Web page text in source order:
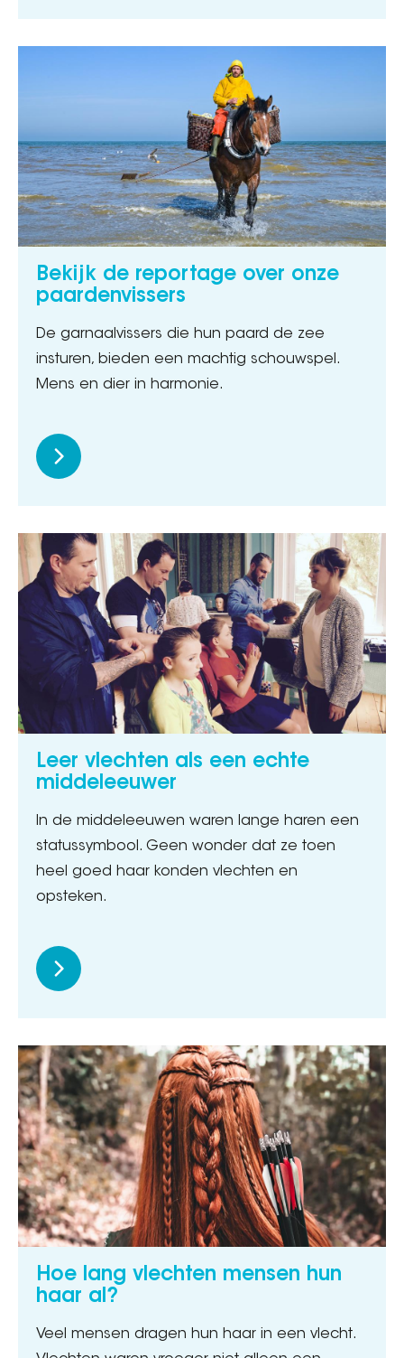
Bekijk de reportage over onze
paardenvissers
De garnaalvissers die hun paard de zee
insturen, bieden een machtig schouwspel.
Mens en dier in harmonie.
Leer vlechten als een echte
middeleeuwer
In de middeleeuwen waren lange haren een
statussymbool. Geen wonder dat ze toen
heel goed haar konden vlechten en
opsteken.
Hoe lang vlechten mensen hun
haar al?
Veel mensen dragen hun haar in een vlecht.